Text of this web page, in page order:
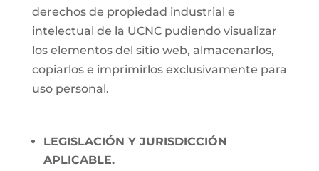
derechos de propiedad industrial e
intelectual de la UCNC pudiendo visualizar
los elementos del sitio web, almacenarlos,
copiarlos e imprimirlos exclusivamente para
uso personal.
LEGISLACIÓN Y JURISDICCIÓN
APLICABLE.